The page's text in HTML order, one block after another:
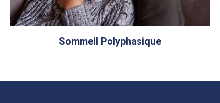
Sommeil Polyphasique